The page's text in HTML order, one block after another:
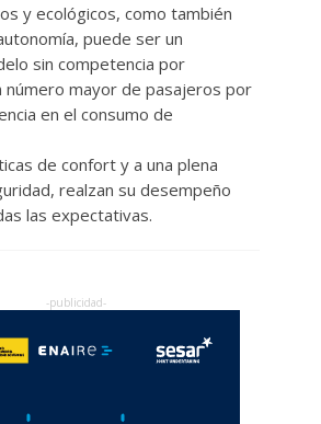
y ecológicos, como también
puede ser un
sin competencia por
mayor de pasajeros por
en el consumo de
de confort y a una plena
realzan su desempeño
las expectativas.